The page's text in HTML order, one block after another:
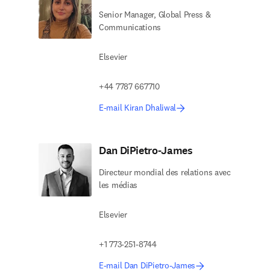
Senior Manager, Global Press &
Communications
Elsevier
+44 7787 667710
E-mail Kiran Dhaliwal
Dan DiPietro-James
Directeur mondial des relations avec
les médias
Elsevier
+1 773-251-8744
E-mail Dan DiPietro-James